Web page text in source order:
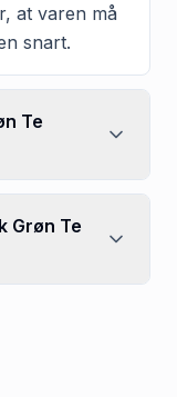
at varen må
snart.
Te
Grøn Te